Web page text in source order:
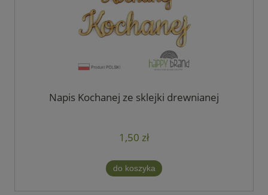
Napis Kochanej ze sklejki drewnianej
1,50 zł
do koszyka